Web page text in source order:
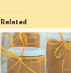
Related